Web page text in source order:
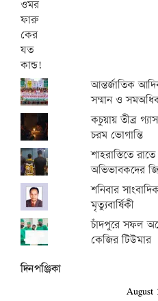
আন্তর্জাতিক
সম্মান ও
কচুয়ায় তীব্র
চরম ভোগান্তি
শাহরাস্তিতে
অভিভাবকদের
শনিবার
মৃত্যুবার্ষিকী
চাঁদপুরে সফল
কেজির টিউমার
দিনপঞ্জিকা